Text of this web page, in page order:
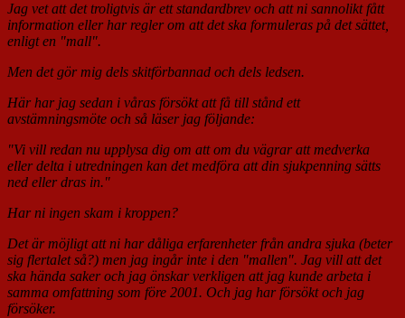
Jag vet att det troligtvis är ett standardbrev och att ni sannolikt fått
information eller har regler om att det ska formuleras på det sättet,
enligt en "mall".
Men det gör mig dels skitförbannad och dels ledsen.
Här har jag sedan i våras försökt att få till stånd ett
avstämningsmöte och så läser jag följande:
"Vi vill redan nu upplysa dig om att om du vägrar att medverka
eller delta i utredningen kan det medföra att din sjukpenning sätts
ned eller dras in."
Har ni ingen skam i kroppen?
Det är möjligt att ni har dåliga erfarenheter från andra sjuka (beter
sig flertalet så?) men jag ingår inte i den "mallen". Jag vill att det
ska hända saker och jag önskar verkligen att jag kunde arbeta i
samma omfattning som före 2001. Och jag har försökt och jag
försöker.